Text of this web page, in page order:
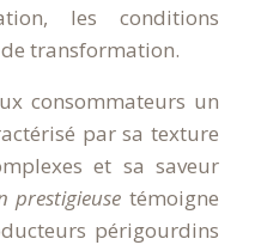
les conditions
de transformation.
consommateurs un
par sa texture
et sa saveur
prestigieuse témoigne
périgourdins